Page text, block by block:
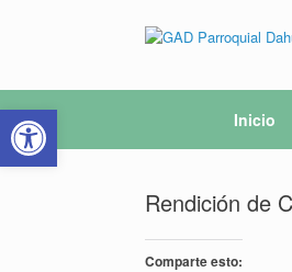
Abrir barra de herramientas Inicio
Rendición de
Comparte esto: